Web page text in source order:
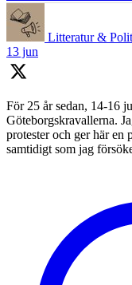
Litteratur &
13 jun
För 25 år sedan, 14-16
Göteborgskravallerna.
protester och ger här en
samtidigt som jag